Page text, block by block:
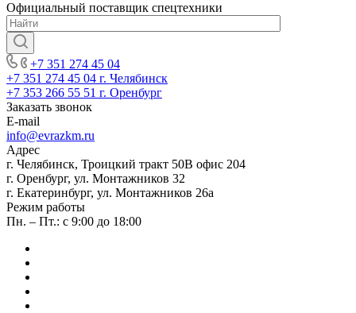
Официальный поставщик спецтехники
+7 351 274 45 04
+7 351 274 45 04 г. Челябинск
+7 353 266 55 51 г. Оренбург
Заказать звонок
E-mail
info@evrazkm.ru
Адрес
г. Челябинск, Троицкий тракт 50В офис 204
г. Оренбург, ул. Монтажников 32
г. Екатеринбург, ул. Монтажников 26а
Режим работы
Пн. – Пт.: с 9:00 до 18:00